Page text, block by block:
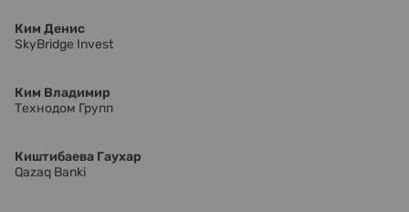
Ким Денис
SkyBridge Invest
Ким Владимир
Технодом Групп
Киштибаева Гаухар
Qazaq Banki